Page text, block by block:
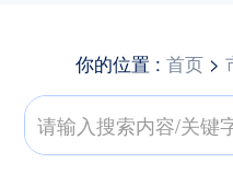
你的位置 : 首页 >